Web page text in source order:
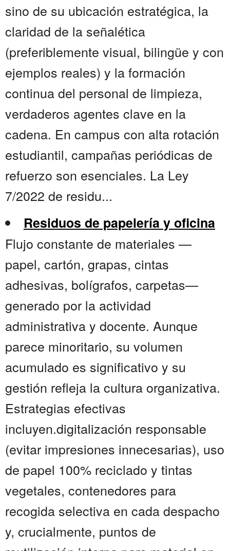
sino de su ubicación estratégica, la
claridad de la señalética
(preferiblemente visual, bilingüe y con
ejemplos reales) y la formación
continua del personal de limpieza,
verdaderos agentes clave en la
cadena. En campus con alta rotación
estudiantil, campañas periódicas de
refuerzo son esenciales. La Ley
7/2022 de residu...
Residuos de papelería y oficina
Flujo constante de materiales —
papel, cartón, grapas, cintas
adhesivas, bolígrafos, carpetas—
generado por la actividad
administrativa y docente. Aunque
parece minoritario, su volumen
acumulado es significativo y su
gestión refleja la cultura organizativa.
Estrategias efectivas
incluyen.digitalización responsable
(evitar impresiones innecesarias), uso
de papel 100% reciclado y tintas
vegetales, contenedores para
recogida selectiva en cada despacho
y, crucialmente, puntos de